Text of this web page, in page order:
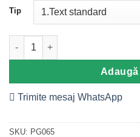
la clienți
Tip
Cantitate Placuta Trofeu model
Trimite mesaj WhatsApp
SKU: PG065